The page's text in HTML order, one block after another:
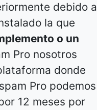
debido a
la que
o un
Pro nosotros
donde
Pro podemos
12 meses por